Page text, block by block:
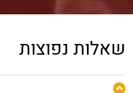
שאלות נפוצות